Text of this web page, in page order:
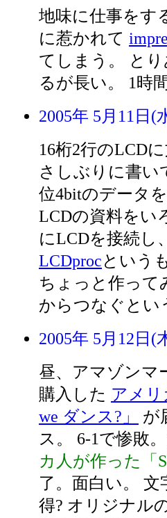
地味に仕事をす
に惹かれて
てしまう。 と
るが長い。 1時
2005年 5月11日(
16桁2行のLCD
さしぶりに書い
位4bitのデータ
LCDの資料をい
にLCDを接続し
LCDprocという
ちょっと作って
からつなぐとい
2005年 5月12日(
昼、アマゾンマ
購入した アメリ
we ダンス?」
が
ス。 6-1で惨敗
カ人が作った「
了。面白い。
得? オリジナル